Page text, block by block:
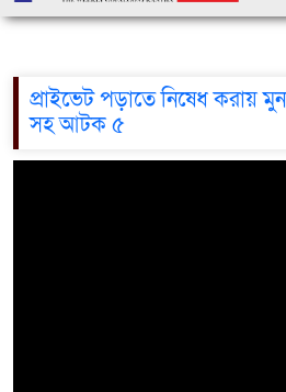
প্রাইভেট পড়াতে নিষেধ করায়
সহ আটক ৫